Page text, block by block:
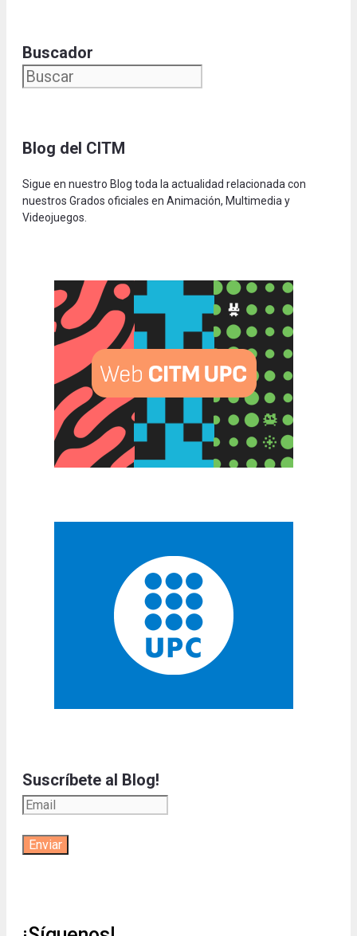
Buscador
Blog del CITM
Sigue en nuestro Blog toda la actualidad relacionada con
nuestros Grados oficiales en Animación, Multimedia y
Videojuegos.
Suscríbete al Blog!